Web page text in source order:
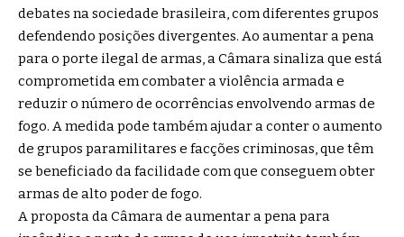
debates na sociedade brasileira, com diferentes grupos
defendendo posições divergentes. Ao aumentar a pena
para o porte ilegal de armas, a Câmara sinaliza que está
comprometida em combater a violência armada e
reduzir o número de ocorrências envolvendo armas de
fogo. A medida pode também ajudar a conter o aumento
de grupos paramilitares e facções criminosas, que têm
se beneficiado da facilidade com que conseguem obter
armas de alto poder de fogo.
A proposta da Câmara de aumentar a pena para